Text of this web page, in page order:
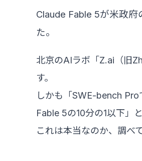
Claude Fable 5が米政
た。
北京のAIラボ「Z.ai（旧
す。
しかも「SWE-bench
Fable 5の10分の1以下」
これは本当なのか、調べ